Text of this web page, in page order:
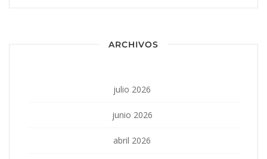
ARCHIVOS
julio 2026
junio 2026
abril 2026